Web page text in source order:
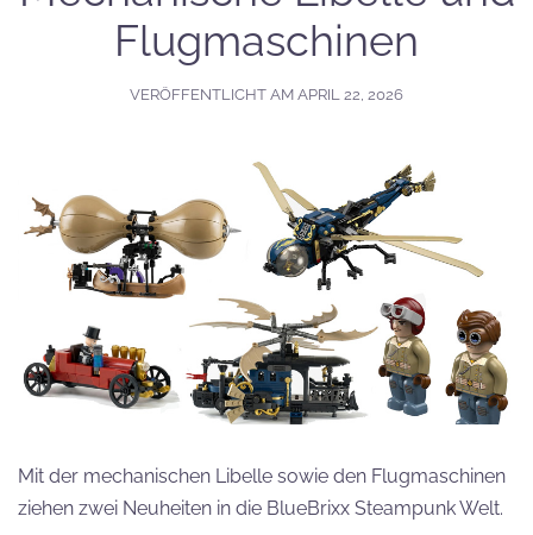
Flugmaschinen
VERÖFFENTLICHT AM APRIL 22, 2026
Mit der mechanischen Libelle sowie den Flugmaschinen
ziehen zwei Neuheiten in die BlueBrixx Steampunk Welt.